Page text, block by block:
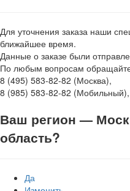
Для уточнения заказа наши
ближайшее время.
Данные о заказе были
По любым вопросам
8 (495) 583-82-82 (Москва),
8 (985) 583-82-82 (Мобильный),
Ваш регион —
область?
Да